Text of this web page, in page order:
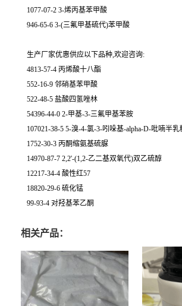
1077-07-2 3-烯丙基苯甲酸
946-65-6 3-(三氟甲基硫代)苯甲酸
生产厂家优惠供应以下品种,欢迎咨询:
4813-57-4 丙烯酸十八酯
552-16-9 邻硝基苯甲酸
522-48-5 盐酸四氢唑林
54396-44-0 2-甲基-3-三氟甲基苯胺
107021-38-5 5-溴-4-氯-3-吲哚基-alpha-D-吡喃半乳
1752-30-3 丙酮缩氨基硫脲
14970-87-7 2,2'-(1,2-乙二基双氧代)双乙硫醇
12217-34-4 酸性红57
18820-29-6 硫化锰
99-93-4 对羟基苯乙酮
相关产品：